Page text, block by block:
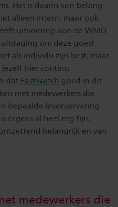
Het is daarin van belang
alleen intern, maar ook
uitvoering aan de WMO
om deze goed
als individu zijn best, maar
jezelf hier continu
dat FastSwitch goed in dit
met medewerkers die
bepaalde levenservaring
ergens al heel erg fijn,
belangrijk en van
medewerkers die